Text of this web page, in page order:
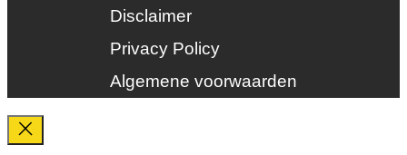
Duurzaamheid
Veiligheid
Disclaimer
Privacy Policy
Algemene voorwaarden